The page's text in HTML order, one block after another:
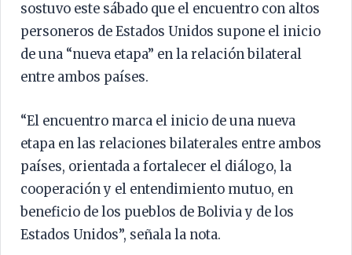
sostuvo este sábado que el encuentro con altos
personeros de Estados Unidos supone el inicio
de una “nueva etapa” en la relación bilateral
entre ambos países.
“El encuentro marca el inicio de una nueva
etapa en las relaciones bilaterales entre ambos
países, orientada a fortalecer el diálogo, la
cooperación y el entendimiento mutuo, en
beneficio de los pueblos de Bolivia y de los
Estados Unidos”, señala la nota.